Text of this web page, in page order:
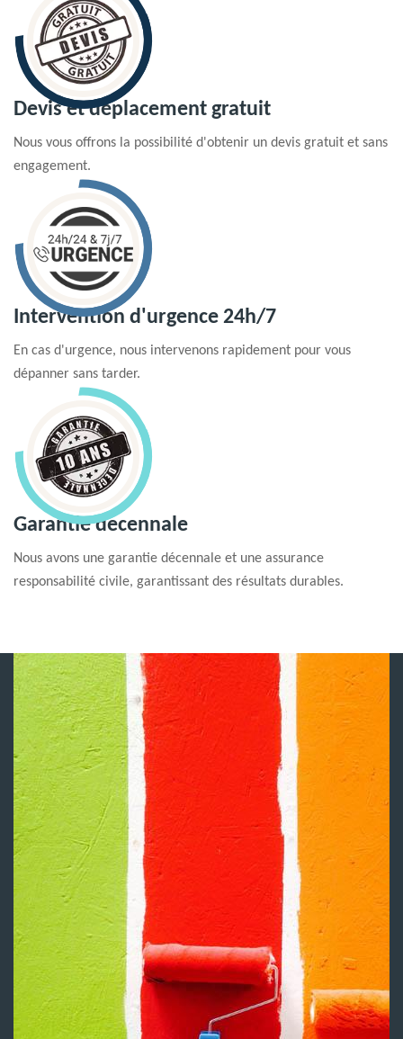
Devis et déplacement gratuit
Nous vous offrons la possibilité d'obtenir un devis gratuit et sans
engagement.
Intervention d'urgence 24h/7
En cas d'urgence, nous intervenons rapidement pour vous
dépanner sans tarder.
Garantie decennale
Nous avons une garantie décennale et une assurance
responsabilité civile, garantissant des résultats durables.